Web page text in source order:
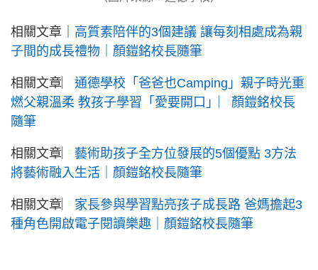
相關文章｜ 高質素陪伴的3個建議 讓每刻相處成為親
子間的成長禮物｜顏鎧銘校長隨筆
相關文章︳ 通德學校「爸爸也Camping」親子時光重
燃父親溫柔 教孩子學習「愛要開口」︳顏鎧銘校長
隨筆
相關文章︳ 藝術助孩子全方位發展的5個優點 3方法
將藝術融入生活｜顏鎧銘校長隨筆
相關文章︳ 家長參與學習點亮孩子成長路 爸媽擔起3
種角色開啟電子閱讀樂趣｜顏鎧銘校長隨筆